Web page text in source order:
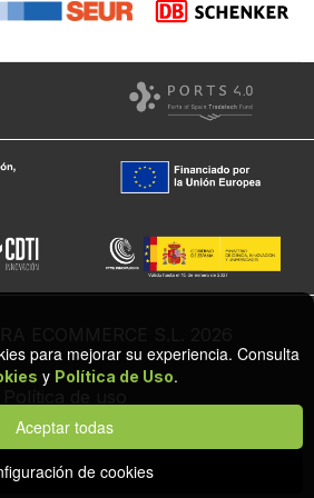
ECOMMERCE S.L. 2026
de cookies
de privacidad y cookies
de datos
para mejorar su experiencia. Consulta
y Política de Uso.
Aceptar todas
de cookies